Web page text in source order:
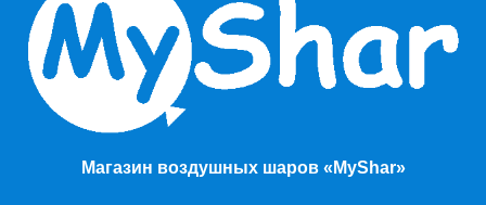
Магазин воздушных шаров «MyShar»